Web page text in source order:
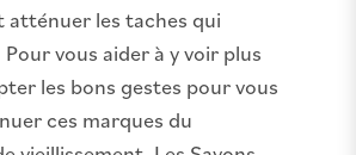
atténuer les taches qui
vous aider à y voir plus
les bons gestes pour vous
ces marques du